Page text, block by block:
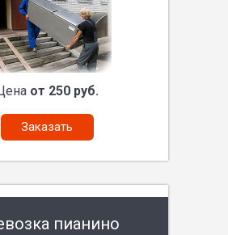
от 250 руб.
Заказать
пианино